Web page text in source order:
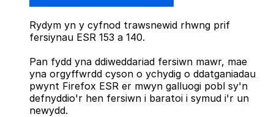
Rydym yn y cyfnod trawsnewid rhwng prif
fersiynau ESR 153 a 140.
Pan fydd yna ddiweddariad fersiwn mawr, mae
yna orgyffwrdd cyson o ychydig o ddatganiadau
pwynt Firefox ESR er mwyn galluogi pobl sy'n
defnyddio'r hen fersiwn i baratoi i symud i'r un
newydd.